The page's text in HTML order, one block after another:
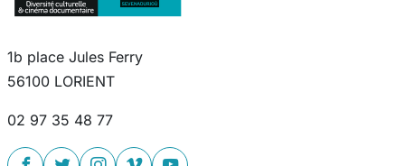
1b place Jules Ferry
56100 LORIENT
02 97 35 48 77